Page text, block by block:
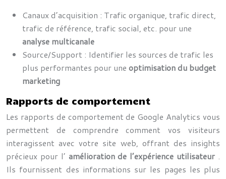
Canaux d’acquisition : Trafic organique, trafic direct,
trafic de référence, trafic social, etc. pour une
analyse multicanale
Source/Support : Identifier les sources de trafic les
plus performantes pour une optimisation du budget
marketing
Rapports de comportement
Les rapports de comportement de Google Analytics vous
permettent de comprendre comment vos visiteurs
interagissent avec votre site web, offrant des insights
précieux pour l’ amélioration de l’expérience utilisateur .
Ils fournissent des informations sur les pages les plus